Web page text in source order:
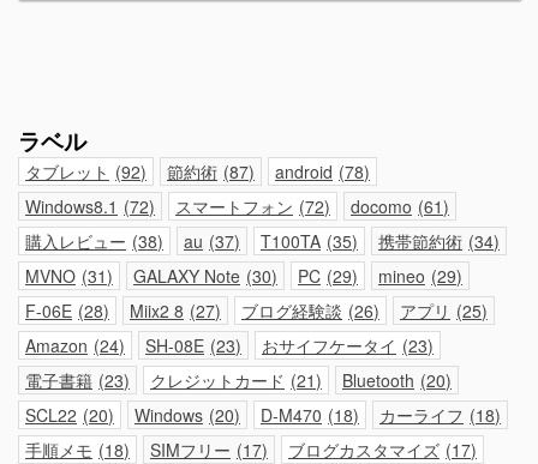
ラベル
タブレット 92 節約術 87 android 78
Windows8.1
72 スマートフォン 72 docomo 61
購入レビュー 38 au 37 T100TA 35 携帯節約術 34
MVNO 31 GALAXY Note 30 PC 29 mineo 29
F-06E 28 Miix2 8 27 ブログ経験談 26 アプリ
25
Amazon 24 SH-08E 23 おサイフケータイ 23
電子書籍 23 クレジットカード 21 Bluetooth 20
SCL22 20 Windows 20 D-M470 18 カーライフ
18
手順メモ 18 SIMフリー 17 ブログカスタマイズ 17